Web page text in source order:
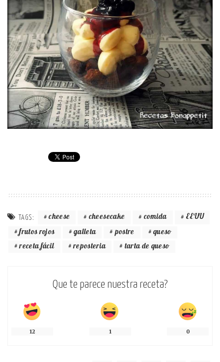
TAGS: cheese cheesecake comida
EEUU
frutos rojos
galleta postre
queso
receta fácil
reposteria tarta de queso
Que te parece nuestra receta?
12 1 0